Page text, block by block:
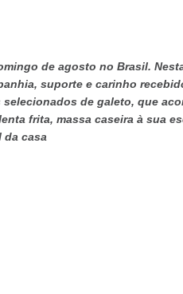
de agosto no Brasil.
suporte e carinho
de galeto, que
frita, massa caseira à sua
da casa